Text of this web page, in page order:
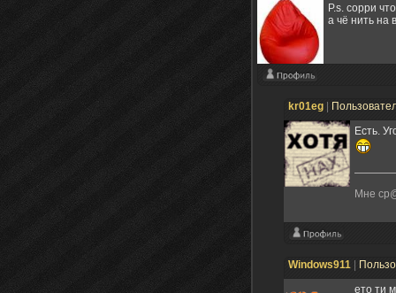
P.s. сорри
а чё нить на
kr01eg
Есть.
Мне
Windows911
ето ти